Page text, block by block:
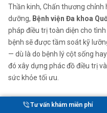
Thần kinh, Chấn thương chỉnh
dưỡng, Bệnh viện Đa khoa
pháp điều trị toàn diện cho
bệnh sẽ được tầm soát kỹ
— dù là do bệnh lý cột sống
đó xây dựng phác đồ điều trị
sức khỏe tối ưu.
Bệnh Viện Đa Khoa
Tư vấn khám miễn phí